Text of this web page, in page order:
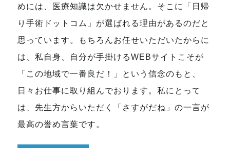
めには、医療知識は欠かせません。そこに「日帰
り手術ドットコム」が選ばれる理由があるのだと
思っています。もちろんお任せいただいたからに
は、私自身、自分が手掛けるWEBサイトこそが
「この地域で一番良だ！」という信念のもと、
日々お仕事に取り組んでおります。私にとって
は、先生方からいただく「さすがだね」の一言が
最高の誉め言葉です。